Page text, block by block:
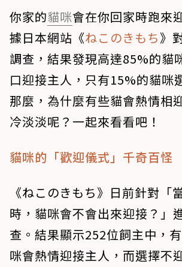
你家的貓咪會在你回家時跑來
據日本網站《ねこのきもち》
調查，結果發現高達85%的貓
口迎接主人，只有15%的貓咪
那麼，為什麼有些貓會熱情相
冷淡淡呢？一起來看看吧！
貓咪的「歡迎儀式」千奇百怪
《ねこのきもち》日前針對「
時，貓咪會不會出來迎接？」
查。結果顯示252位飼主中，
咪會熱情迎接主人，而選擇不